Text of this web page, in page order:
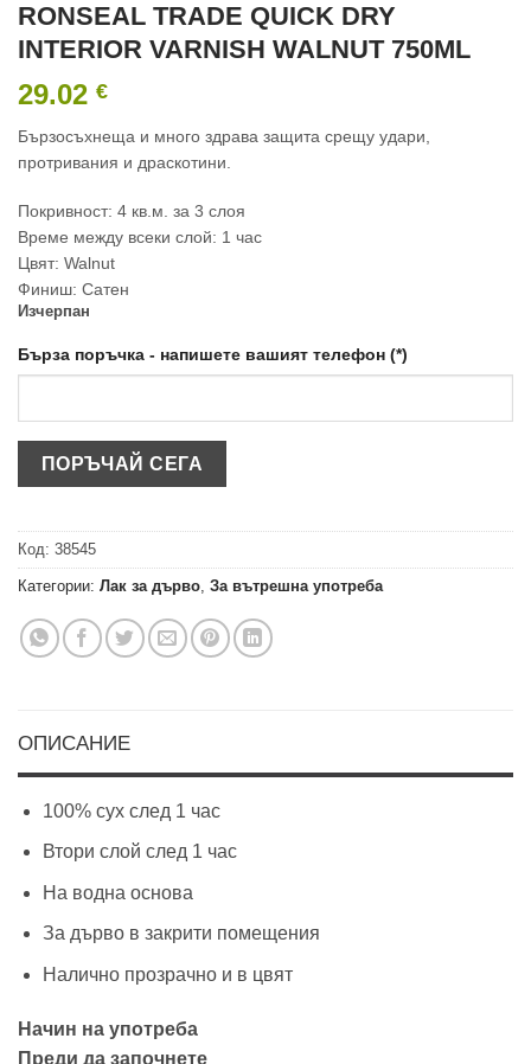
RONSEAL TRADE QUICK DRY
INTERIOR VARNISH WALNUT 750ML
29.02 €
Бързосъхнеща и много здрава защита срещу удари,
протривания и драскотини.
Покривност: 4 кв.м. за 3 слоя
Време между всеки слой: 1 час
Цвят: Walnut
Финиш: Сатен
Изчерпан
Бърза поръчка - напишете вашият телефон (*)
Код: 38545
Категории: Лак за дърво За вътрешна употреба
ОПИСАНИЕ
100% сух след 1 час
Втори слой след 1 час
На водна основа
За дърво в закрити помещения
Налично прозрачно и в цвят
Начин на употреба
Преди да започнете